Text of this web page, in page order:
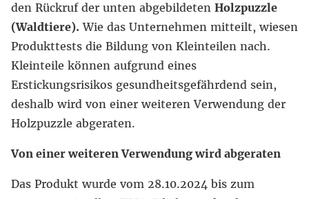
den Rückruf der unten abgebildeten Holzpuzzle
(Waldtiere). Wie das Unternehmen mitteilt, wiesen
Produkttests die Bildung von Kleinteilen nach.
Kleinteile können aufgrund eines
Erstickungsrisikos gesundheitsgefährdend sein,
deshalb wird von einer weiteren Verwendung der
Holzpuzzle abgeraten.
Von einer weiteren Verwendung wird abgeraten
Das Produkt wurde vom 28.10.2024 bis zum